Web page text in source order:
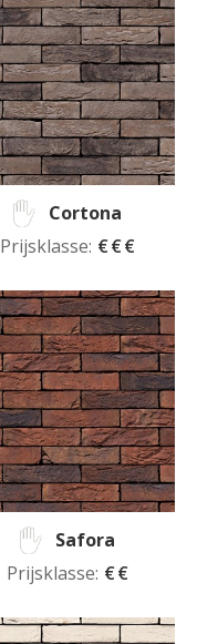
Cortona
Prijsklasse: €€€
Safora
Prijsklasse: €€